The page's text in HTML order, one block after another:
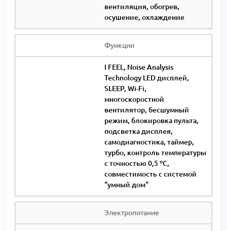
вентиляция, обогрев,
осушение, охлаждение
Функции
I FEEL, Noise Analysis
Technology LED дисплей,
SLEEP, Wi-Fi,
многоскоростной
вентилятор, бесшумный
режим, блокировка пульта,
подсветка дисплея,
самодиагностика, таймер,
турбо, контроль температуры
с точностью 0,5 ºС,
совместимость с системой
"умный дом"
Электропитание